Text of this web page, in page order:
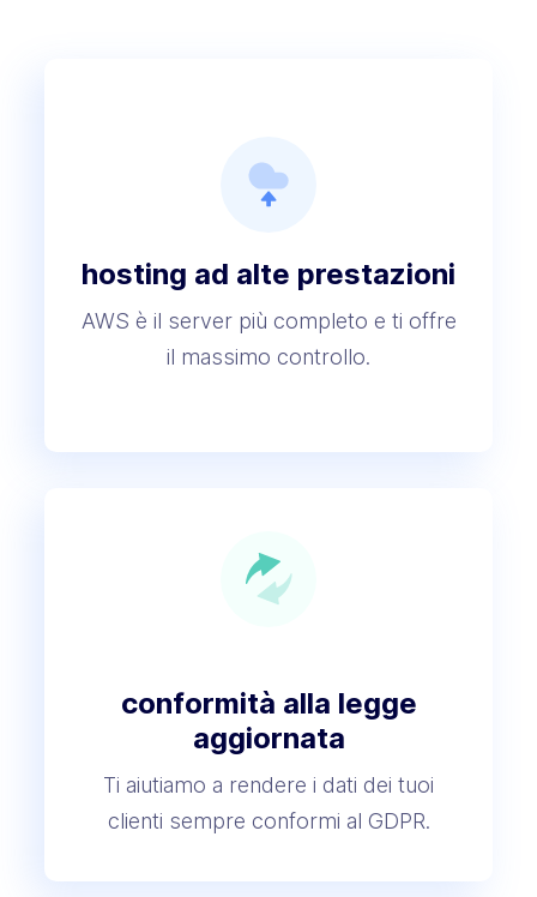
hosting ad alte prestazioni
AWS è il server più completo e ti offre
il massimo controllo.
conformità alla legge
aggiornata
Ti aiutiamo a rendere i dati dei tuoi
clienti sempre conformi al GDPR.